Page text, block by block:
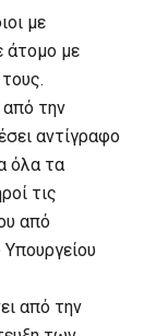
με
άτομο με
από την
αντίγραφο
όλα τα
τις
από
από την